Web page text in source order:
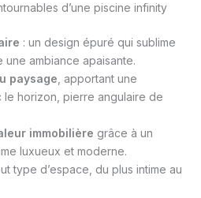
d’une piscine infinity
: un design épuré qui sublime
une ambiance apaisante.
paysage , apportant une
le horizon, pierre angulaire de
immobilière grâce à un
luxueux et moderne.
type d’espace, du plus intime au